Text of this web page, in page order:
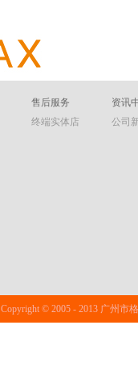
售后服务
终端实体店
资讯
公司
Copyright © 2005 - 2013 广州市